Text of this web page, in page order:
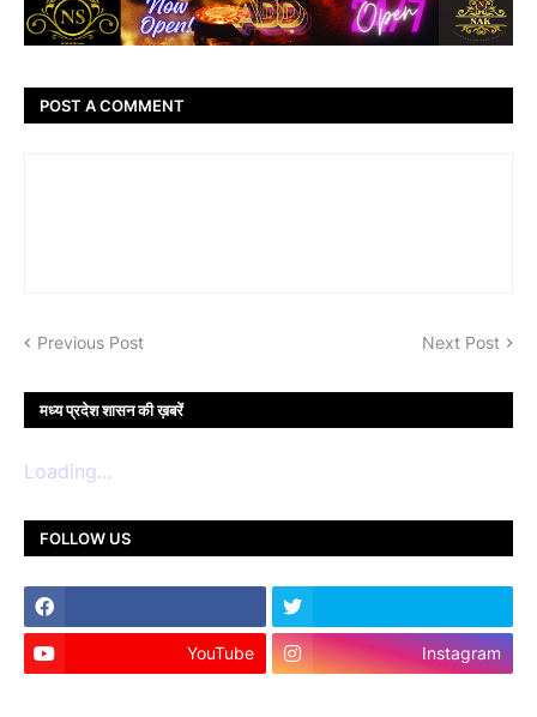
POST A COMMENT
Previous Post Next Post
मध्य प्रदेश शासन की ख़बरें
Loading...
FOLLOW US
YouTube Instagram